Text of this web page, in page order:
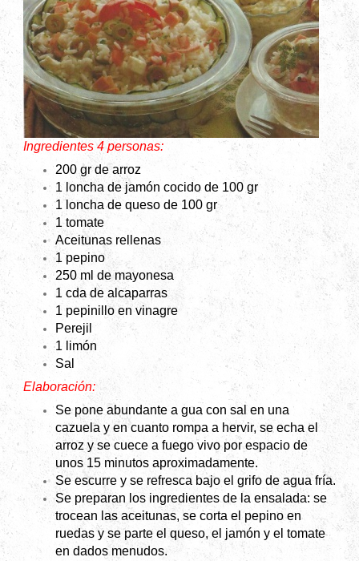
Ingredientes 4 personas:
200 gr de arroz
1 loncha de jamón cocido de 100 gr
1 loncha de queso de 100 gr
1 tomate
Aceitunas rellenas
1 pepino
250 ml de mayonesa
1 cda de alcaparras
1 pepinillo en vinagre
Perejil
1 limón
Sal
Elaboración:
Se pone abundante a gua con sal en una
cazuela y en cuanto rompa a hervir, se echa el
arroz y se cuece a fuego vivo por espacio de
unos 15 minutos aproximadamente.
Se escurre y se refresca bajo el grifo de agua fría.
Se preparan los ingredientes de la ensalada: se
trocean las aceitunas, se corta el pepino en
ruedas y se parte el queso, el jamón y el tomate
en dados menudos.